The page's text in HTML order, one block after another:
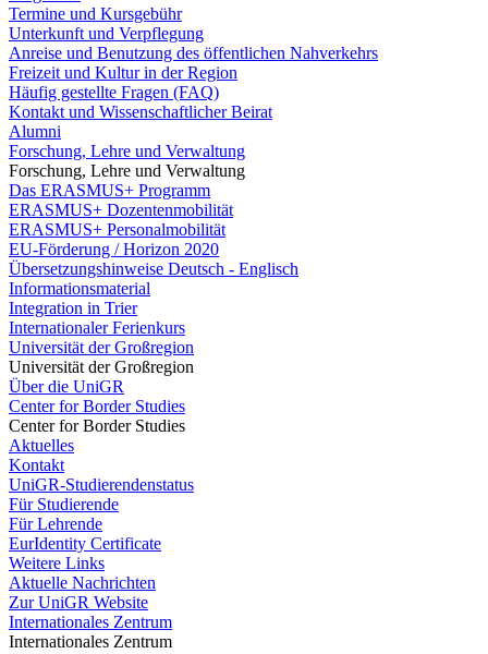
Termine und Kursgebühr
Unterkunft und Verpflegung
Anreise und Benutzung des öffentlichen Nahverkehrs
Freizeit und Kultur in der Region
Häufig gestellte Fragen (FAQ)
Kontakt und Wissenschaftlicher Beirat
Alumni
Forschung, Lehre und Verwaltung
Forschung, Lehre und Verwaltung
Das ERASMUS+ Programm
ERASMUS+ Dozentenmobilität
ERASMUS+ Personalmobilität
EU-Förderung / Horizon 2020
Übersetzungshinweise Deutsch - Englisch
Informationsmaterial
Integration in Trier
Internationaler Ferienkurs
Universität der Großregion
Universität der Großregion
Über die UniGR
Center for Border Studies
Center for Border Studies
Aktuelles
Kontakt
UniGR-Studierendenstatus
Für Studierende
Für Lehrende
EurIdentity Certificate
Weitere Links
Aktuelle Nachrichten
Zur UniGR Website
Internationales Zentrum
Internationales Zentrum